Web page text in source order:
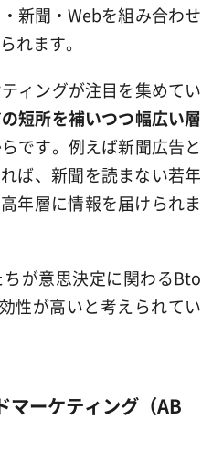
新聞・Webを組み合わせ
れます。
ィングが注目を集めてい
短所を補いつつ幅広い層
です。例えば新聞広告と
ば、新聞を読まない若年
年層に情報を届けられま
が意思決定に関わるBto
性が高いと考えられてい
マーケティング（AB